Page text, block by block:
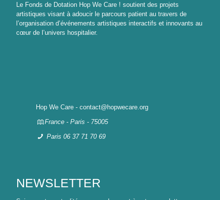
Le Fonds de Dotation Hop We Care ! soutient des projets
artistiques visant à adoucir le parcours patient au travers de
l’organisation d’événements artistiques interactifs et innovants au
cœur de l’univers hospitalier.
Hop We Care - contact@hopwecare.org
France - Paris - 75005
Paris 06 37 71 70 69
NEWSLETTER